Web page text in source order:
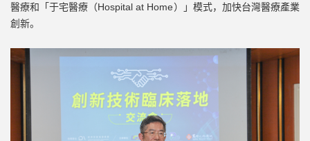
醫療和「于宅醫療（Hospital at Home）」模式，加快台灣醫療產業
創新。